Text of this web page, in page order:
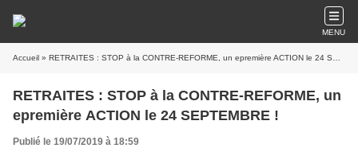
MENU
Accueil » RETRAITES : STOP à la CONTRE-REFORME, un epremière ACTION le 24 SEPTEMBRE !
RETRAITES : STOP à la CONTRE-REFORME, un
epremière ACTION le 24 SEPTEMBRE !
Publié le 19/07/2019 à 18:59